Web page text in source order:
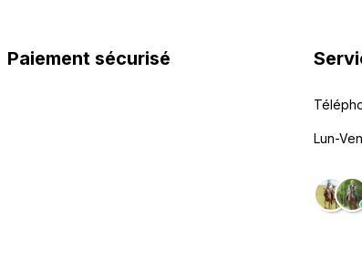
Paiement sécurisé
Lun-